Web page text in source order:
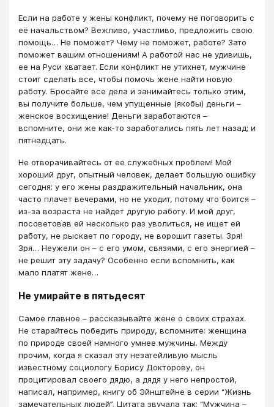
Если на работе у жены конфликт, почему не поговорить с
её начальством? Вежливо, участливо, предложить свою
помощь… Не поможет? Чему не поможет, работе? Зато
поможет вашим отношениям! А работой нас не удивишь,
ее на Руси хватает. Если конфликт не утихнет, мужчине
стоит сделать все, чтобы помочь жене найти новую
работу. Бросайте все дела и занимайтесь только этим,
вы получите больше, чем упущенные (якобы) деньги –
женское восхищение! Деньги заработаются –
вспомните, они же как-то заработались пять лет назад; и
пятнадцать.
Не отворачивайтесь от ее служебных проблем! Мой
хороший друг, опытный человек, делает большую ошибку
сегодня: у его жены раздражительный начальник, она
часто плачет вечерами, но не уходит, потому что боится –
из-за возраста не найдет другую работу. И мой друг,
посоветовав ей несколько раз уволиться, не ищет ей
работу, не рыскает по городу, не ворошит газеты. Зря!
Зря… Неужели он – с его умом, связями, с его энергией –
не решит эту задачу? Особенно если вспомнить, как
мало платят жене…
Не умирайте в пятьдесят
Самое главное – рассказывайте жене о своих страхах.
Не старайтесь победить природу, вспомните: женщина
по природе своей намного умнее мужчины. Между
прочим, когда я сказал эту незатейливую мысль
известному социологу Борису Докторову, он
процитировал своего дядю, а дядя у него непростой,
написал, например, книгу об Эйнштейне в серии “Жизнь
замечательных людей”. Цитата звучала так: “Мужчина –